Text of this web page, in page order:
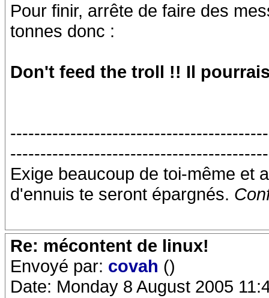
Pour finir, arrête de faire des
tonnes donc :
Don't feed the troll !! Il
Exige beaucoup de toi-même et
d'ennuis te seront épargnés.
Re: mécontent de linux!
Envoyé par: covah ()
Date: Monday 8 August 2005